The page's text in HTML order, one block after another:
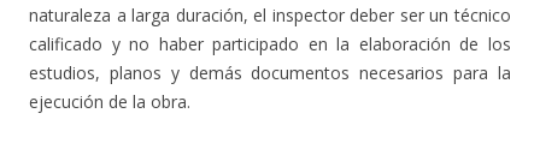
naturaleza a larga duración, el inspector deber ser un técnico
calificado y no haber participado en la elaboración de los
estudios, planos y demás documentos necesarios para la
ejecución de la obra.